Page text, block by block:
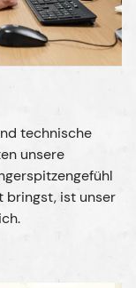
technische
unsere
bringst, ist unser